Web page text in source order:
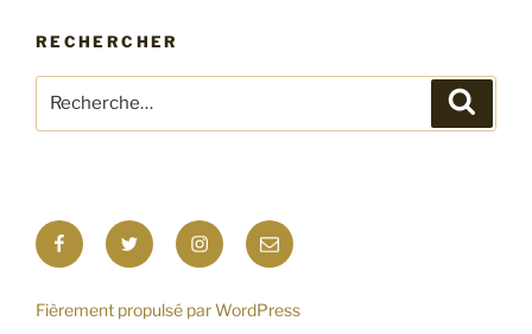
RECHERCHER
pour
FacebookTwitter Instagram
E-
mail
Fièrement propulsé par WordPress